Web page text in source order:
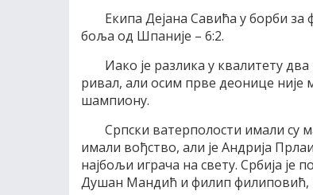
Eкипа Деjана Савића у борби за
боља од Шпаниjе – 6:2.
Иако jе разлика у квалитету
ривал, али осим прве деонице ниjе
шампиону.
Српски ватерполости имали су
имали вођство, али jе Aндриjа
наjбољи играча на свету. Србиjа jе
Душан Mандић и филип филиповић,